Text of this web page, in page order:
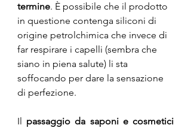
termine. È possibile che il prodotto
in questione contenga siliconi di
origine petrolchimica che invece di
far respirare i capelli (sembra che
siano in piena salute) li sta
soffocando per dare la sensazione
di perfezione.
Il passaggio da saponi e cosmetici